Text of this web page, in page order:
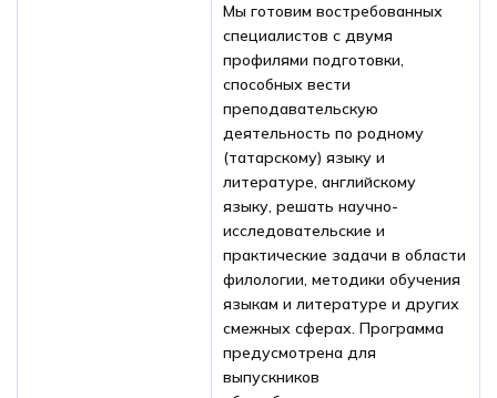
Мы готовим востребованных
специалистов с двумя
профилями подготовки,
способных вести
преподавательскую
деятельность по родному
(татарскому) языку и
литературе, английскому
языку, решать научно-
исследовательские и
практические задачи в области
филологии, методики обучения
языкам и литературе и других
смежных сферах. Программа
предусмотрена для
выпускников